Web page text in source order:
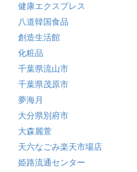
健康エクスプレス
八道韓国食品
創造生活館
化粧品
千葉県流山市
千葉県茂原市
夢海月
大分県別府市
大森麗萱
天六なごみ楽天市場店
姫路流通センター